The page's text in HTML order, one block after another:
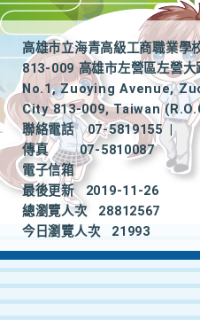
高雄市立海青高級工商職業學
813-009 高雄市左營區左營大
No.1, Zuoying Avenue,
City 813-009, Taiwan
聯絡電話
07-5819155
|
傳真
07-5810087
電子信箱
最後更新
2019-11-26
總瀏覽人次
28812567
今日瀏覽人次
21993